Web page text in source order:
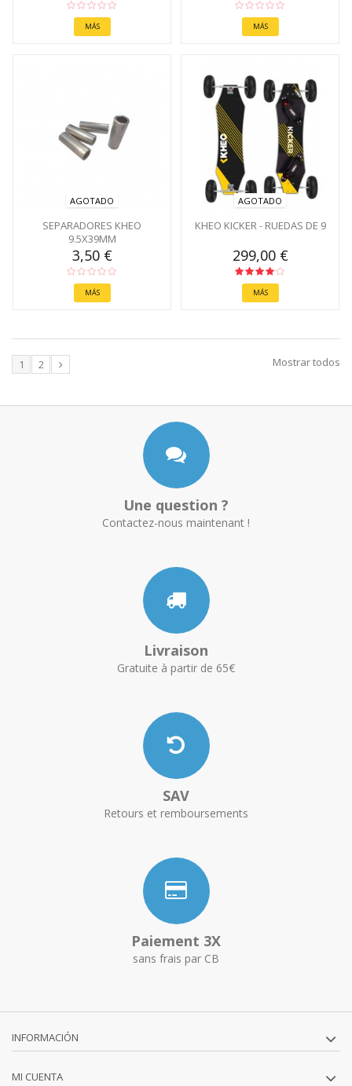
MÁS MÁS
AGOTADO
SEPARADORES KHEO
9.5X39MM
3,50 €
MÁS
AGOTADO
KHEO KICKER - RUEDAS DE 9
299,00 €
MÁS
Mostrar todos
1 2
Une question ?
Contactez-nous maintenant !
Livraison
Gratuite à partir de 65€
SAV
Retours et remboursements
Paiement 3X
sans frais par CB
INFORMACIÓN
MI CUENTA